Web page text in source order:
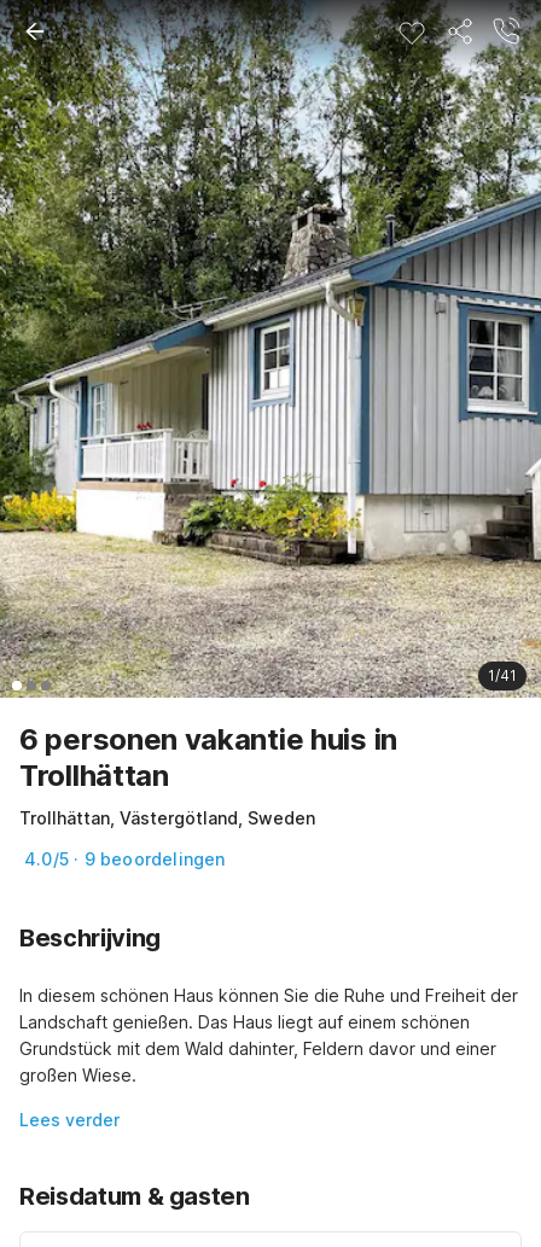
1/41
6 personen vakantie huis in
Trollhättan
Trollhättan, Västergötland, Sweden
4.0/5 · 9 beoordelingen
Beschrijving
In diesem schönen Haus können Sie die Ruhe und Freiheit der
Landschaft genießen. Das Haus liegt auf einem schönen
Grundstück mit dem Wald dahinter, Feldern davor und einer
großen Wiese.
Lees verder
Reisdatum & gasten